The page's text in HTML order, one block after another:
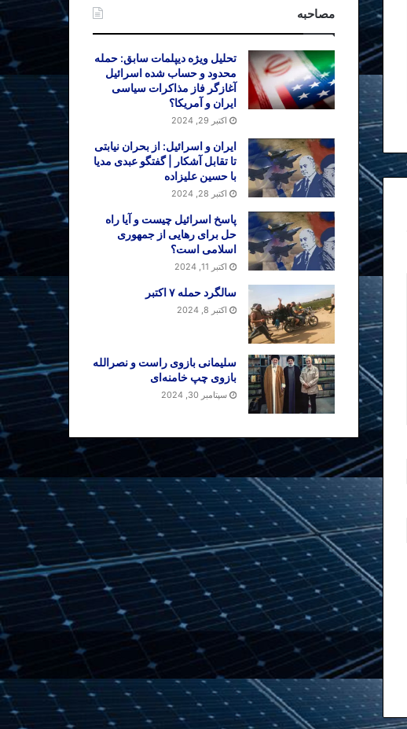
مصاحبه
تحلیل ویژه دیپلمات سابق: حمله
محدود و حساب شده اسرائیل
آغازگر فاز مذاکرات سیاسی
ایران و آمریکا؟
اکتبر 29, 2024
ایران و اسرائیل: از بحران نیابتی
تا تقابل آشکار | گفتگو عبدی مدیا
با حسین علیزاده
اکتبر 28, 2024
پاسخ اسرائیل چیست و آیا راه
حل برای رهایی از جمهوری
اسلامی است؟
اکتبر 11, 2024
سالگرد حمله ۷ اکتبر
اکتبر 8, 2024
سلیمانی بازوی راست و نصرالله
بازوی چپ خامنه‌ای
سپتامبر 30, 2024